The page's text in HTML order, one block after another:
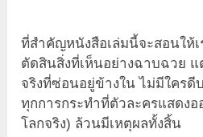
ที่สำคัญหนังสือเล่มนี้จะสอนให้
ตัดสินสิ่งที่เห็นอย่างฉาบฉวย แ
จริงที่ซ่อนอยู่ข้างใน ไม่มีใครดี
ทุกการกระทำที่ตัวละครแสดง
โลกจริง) ล้วนมีเหตุผลทั้งสิ้น